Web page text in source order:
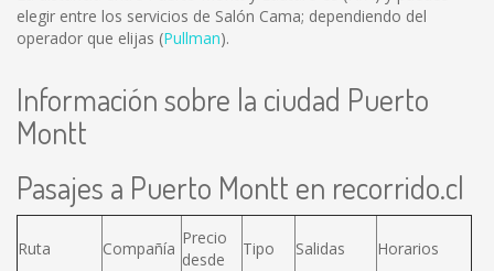
elegir entre los servicios de Salón Cama; dependiendo del
operador que elijas (Pullman).
Información sobre la ciudad Puerto
Montt
Pasajes a Puerto Montt en recorrido.cl
Ruta Compañía
Precio
desde
Tipo Salidas Horarios